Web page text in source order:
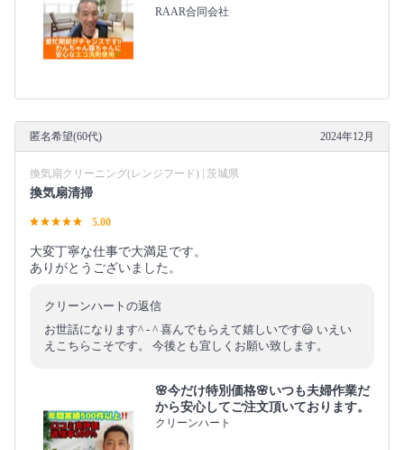
RAAR合同会社
匿名希望(60代) 2024年12月
換気扇クリーニング(レンジフード) | 茨城県
換気扇清掃
5.00
大変丁寧な仕事で大満足です。
ありがとうございました。
クリーンハートの返信
お世話になります^ - ^ 喜んでもらえて嬉しいです😃 いえい
えこちらこそです。 今後とも宜しくお願い致します。
🌸今だけ特別価格🌸いつも夫婦作業だ
から安心してご注文頂いております。
クリーンハート